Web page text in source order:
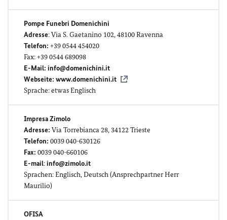
Pompe Funebri Domenichini
Adresse: Via S. Gaetanino 102, 48100 Ravenna
Telefon: +39 0544 454020
Fax: +39 0544 689098
E-Mail: info@domenichini.it
Webseite: www.domenichini.it
Sprache: etwas Englisch
Impresa Zimolo
Adresse: Via Torrebianca 28, 34122 Trieste
Telefon: 0039 040-630126
Fax: 0039 040-660106
E-mail:info@zimolo.it
Sprachen: Englisch, Deutsch (Ansprechpartner Herr
Maurilio)
OFISA